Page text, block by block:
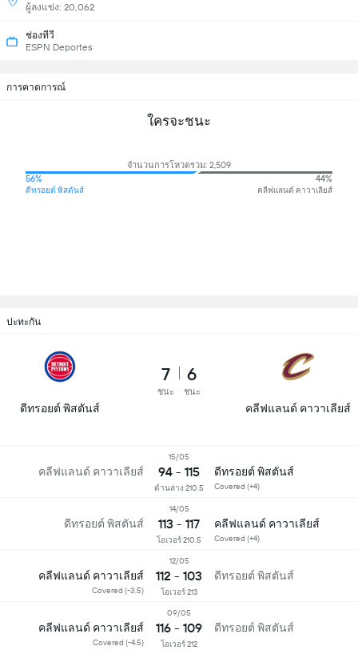
ผู้ลงแข่ง: 20,062
ช่องทีวี
ESPN Deportes
การคาดการณ์
ใครจะชนะ
จำนวนการโหวตรวม: 2,509
56%
ดีทรอยต์ พิสตันส์
44%
คลีฟแลนด์ คาวาเลียส์
ปะทะกัน
ดีทรอยต์ พิสตันส์
7
ชนะ
6
ชนะ
คลีฟแลนด์ คาวาเลียส์
คลีฟแลนด์ คาวาเลียส์
15/05
94 - 115 ดีทรอยต์ พิสตันส์
Covered (+4)
ด้านล่าง 210.5
ดีทรอยต์ พิสตันส์
14/05
113 - 117 คลีฟแลนด์ คาวาเลียส์
Covered (+4)
โอเวอร์ 210.5
คลีฟแลนด์ คาวาเลียส์
Covered (-3.5)
12/05
112 - 103 ดีทรอยต์ พิสตันส์
โอเวอร์ 213
คลีฟแลนด์ คาวาเลียส์
Covered (-4.5)
09/05
116 - 109 ดีทรอยต์ พิสตันส์
โอเวอร์ 212